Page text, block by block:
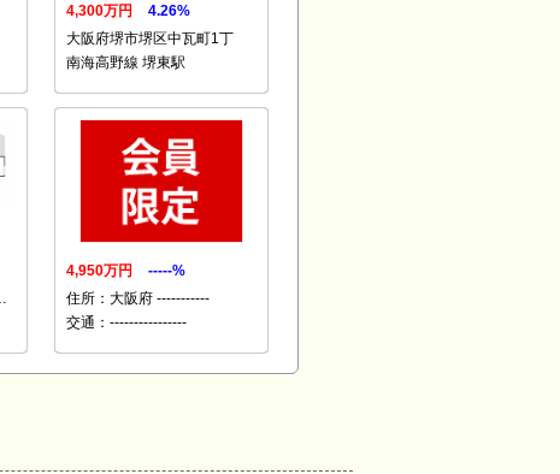
4,300万円
4.26%
大阪府堺市堺区中瓦町1丁
南海高野線 堺東駅
4,950万円
-----%
住所：大阪府 -----------
交通：----------------